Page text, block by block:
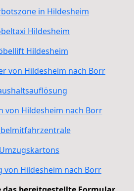
in Hildesheim
Hildesheim
Hildesheim
von Hildesheim nach Borr
von Hildesheim nach Borr
Umzugskartons
von Hildesheim nach Borr